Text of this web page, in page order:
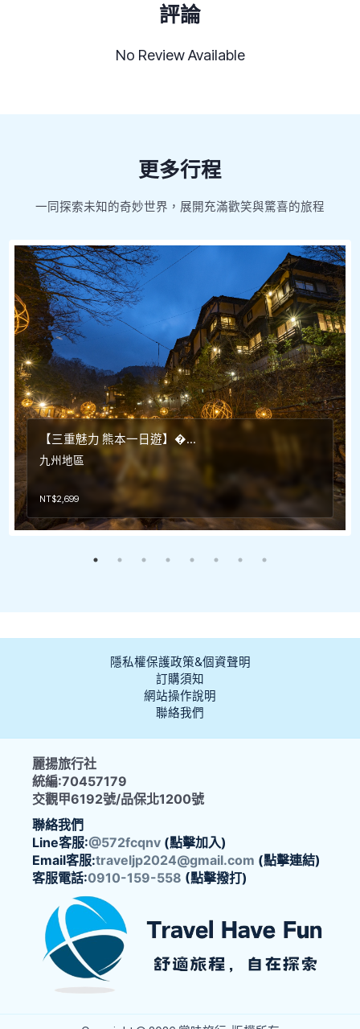
評論
No Review Available
更多行程
一同探索未知的奇妙世界，展開充滿歡笑與驚喜的旅程
【三重魅力 熊本一日遊】�...
九州地區
NT$2,699
隱私權保護政策&個資聲明
訂購須知
網站操作說明
聯絡我們
麗揚旅行社
統編:70457179
交觀甲6192號/品保北1200號
聯絡我們
Line客服:@572fcqnv (點擊加入)
Email客服:traveljp2024@gmail.com (點擊連結)
客服電話:0910-159-558 (點擊撥打)